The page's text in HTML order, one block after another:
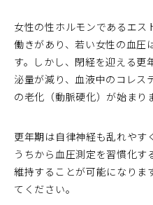
女性の性ホルモンであるエス
働きがあり、若い女性の血圧
す。しかし、閉経を迎える更
泌量が減り、血液中のコレス
の老化（動脈硬化）が始まり
更年期は自律神経も乱れやす
うちから血圧測定を習慣化す
維持することが可能になりま
てください。